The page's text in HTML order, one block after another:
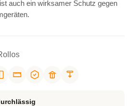
auch ein wirksamer Schutz gegen